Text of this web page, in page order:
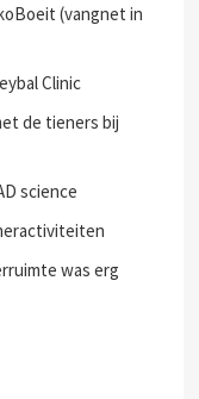
(vangnet in
Clinic
de tieners bij
science
was erg